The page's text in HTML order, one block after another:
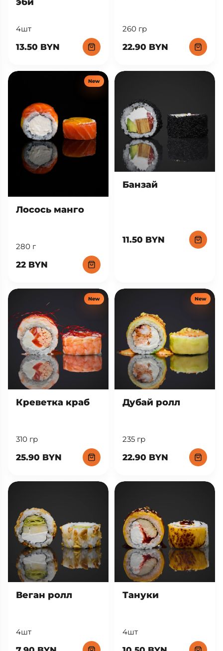
эби
4шт
13.50 BYN
260 гр
22.90 BYN
New
Лосось манго
280 г
22 BYN
Банзай
11.50 BYN
New
Креветка краб
310 гр
25.90 BYN
New
Дубай ролл
235 гр
22.90 BYN
Веган ролл
4шт
Тануки
4шт